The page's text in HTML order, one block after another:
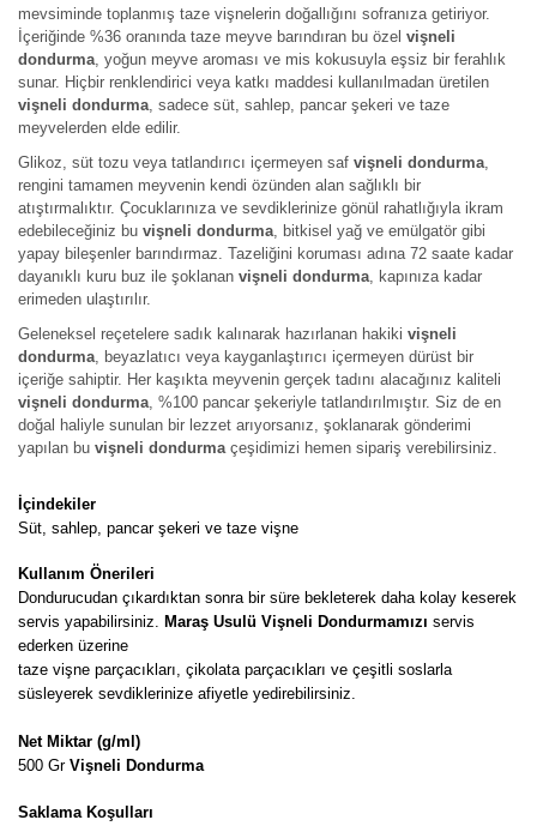
mevsiminde toplanmış taze vişnelerin doğallığını sofranıza getiriyor.
İçeriğinde %36 oranında taze meyve barındıran bu özel vişneli
dondurma, yoğun meyve aroması ve mis kokusuyla eşsiz bir ferahlık
sunar. Hiçbir renklendirici veya katkı maddesi kullanılmadan üretilen
vişneli dondurma, sadece süt, sahlep, pancar şekeri ve taze
meyvelerden elde edilir.
Glikoz, süt tozu veya tatlandırıcı içermeyen saf vişneli dondurma,
rengini tamamen meyvenin kendi özünden alan sağlıklı bir
atıştırmalıktır. Çocuklarınıza ve sevdiklerinize gönül rahatlığıyla ikram
edebileceğiniz bu vişneli dondurma, bitkisel yağ ve emülgatör gibi
yapay bileşenler barındırmaz. Tazeliğini koruması adına 72 saate kadar
dayanıklı kuru buz ile şoklanan vişneli dondurma, kapınıza kadar
erimeden ulaştırılır.
Geleneksel reçetelere sadık kalınarak hazırlanan hakiki vişneli
dondurma, beyazlatıcı veya kayganlaştırıcı içermeyen dürüst bir
içeriğe sahiptir. Her kaşıkta meyvenin gerçek tadını alacağınız kaliteli
vişneli dondurma, %100 pancar şekeriyle tatlandırılmıştır. Siz de en
doğal haliyle sunulan bir lezzet arıyorsanız, şoklanarak gönderimi
yapılan bu vişneli dondurmaçeşidimizi hemen sipariş verebilirsiniz.
İçindekiler
Süt, sahlep, pancar şekeri ve taze vişne
Kullanım Önerileri
Dondurucudan çıkardıktan sonra bir süre bekleterek daha kolay keserek
servis yapabilirsiniz. Maraş Usulü Vişneli Dondurmamızı servis
ederken üzerine
taze vişne parçacıkları, çikolata parçacıkları ve çeşitli soslarla
süsleyerek sevdiklerinize afiyetle yedirebilirsiniz.
Net Miktar (g/ml)
500 Gr Vişneli Dondurma
Saklama Koşulları